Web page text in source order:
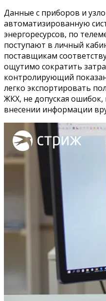
Данные с приборов и
автоматизированную
энергоресурсов, по
поступают в личный
поставщикам
ощутимо сократить
контролирующий
легко экспортировать
ЖКХ, не допуская
внесении информации